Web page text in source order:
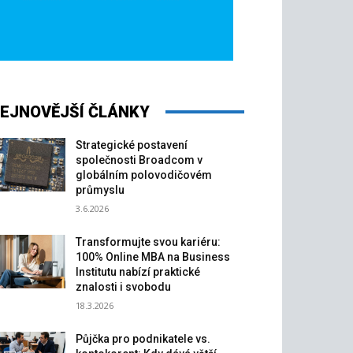
ČLÁNKY
Strategické postavení
společnosti Broadcom v
globálním polovodičovém
průmyslu
3.6.2026
Transformujte svou kariéru:
100% Online MBA na Business
Institutu nabízí praktické
znalosti i svobodu
18.3.2026
Půjčka pro podnikatele vs.